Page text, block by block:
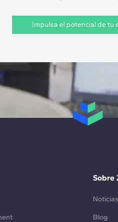
Impulsa el potencial de tu
Sobre
Noticias
Blog